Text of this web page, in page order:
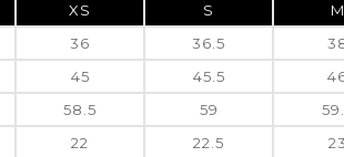
XS S
M
36 36.5
45 45.5
58.5 59
22 22.5